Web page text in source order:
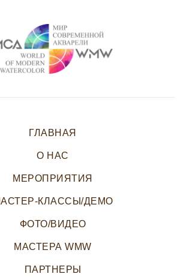
ГЛАВНАЯ
О НАС
МЕРОПРИЯТИЯ
КЛАССЫ/ДЕМО
ФОТО/ВИДЕО
МАСТЕРА WMW
ПАРТНЕРЫ